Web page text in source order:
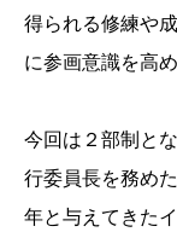
得られる修練や
に参画意識を高
今回は２部制と
行委員長を務め
年と与えてきた